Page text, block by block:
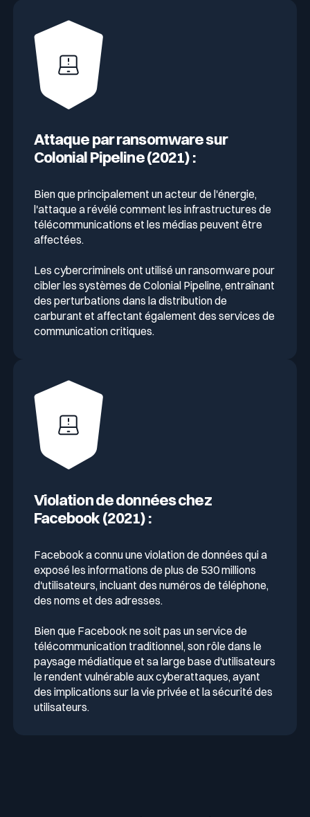
Attaque par ransomware sur
Colonial Pipeline (2021) :
Bien que principalement un acteur de l'énergie,
l'attaque a révélé comment les infrastructures de
télécommunications et les médias peuvent être
affectées.
Les cybercriminels ont utilisé un ransomware pour
cibler les systèmes de Colonial Pipeline, entraînant
des perturbations dans la distribution de
carburant et affectant également des services de
communication critiques.
Violation de données chez
Facebook (2021) :
Facebook a connu une violation de données qui a
exposé les informations de plus de 530 millions
d'utilisateurs, incluant des numéros de téléphone,
des noms et des adresses.
Bien que Facebook ne soit pas un service de
télécommunication traditionnel, son rôle dans le
paysage médiatique et sa large base d'utilisateurs
le rendent vulnérable aux cyberattaques, ayant
des implications sur la vie privée et la sécurité des
utilisateurs.